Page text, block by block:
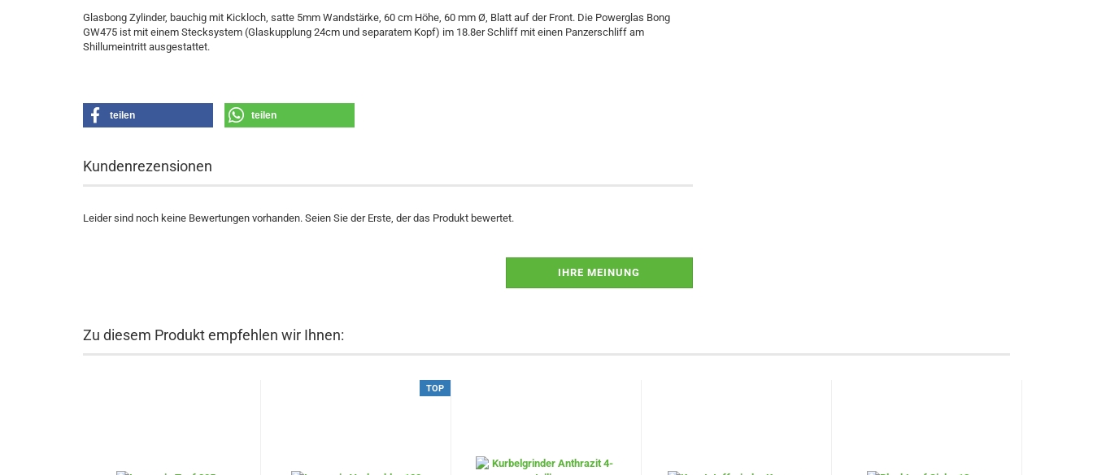
Glasbong Zylinder, bauchig mit Kickloch, satte 5mm Wandstärke, 60 cm Höhe, 60 mm Ø, Blatt auf der Front. Die Powerglas Bong
GW475 ist mit einem Stecksystem (Glaskupplung 24cm und separatem Kopf) im 18.8er Schliff mit einen Panzerschliff am
Shillumeintritt ausgestattet.
teilen teilen
Kundenrezensionen
Leider sind noch keine Bewertungen vorhanden. Seien Sie der Erste, der das Produkt bewertet.
IHRE MEINUNG
Zu diesem Produkt empfehlen wir Ihnen:
TOP